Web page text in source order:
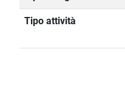
Tipo attività